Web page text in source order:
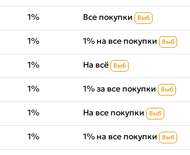
1% Все покупки Выб
1% 1% на все покупки Выб
1% На всё Выб
1% 1% за все покупки Выб
1% На все покупки Выб
1% 1% на все покупки Выб